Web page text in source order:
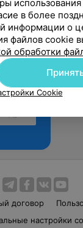
договор
настройки
в более
информации о
файлов cookie
обработки
Cookie